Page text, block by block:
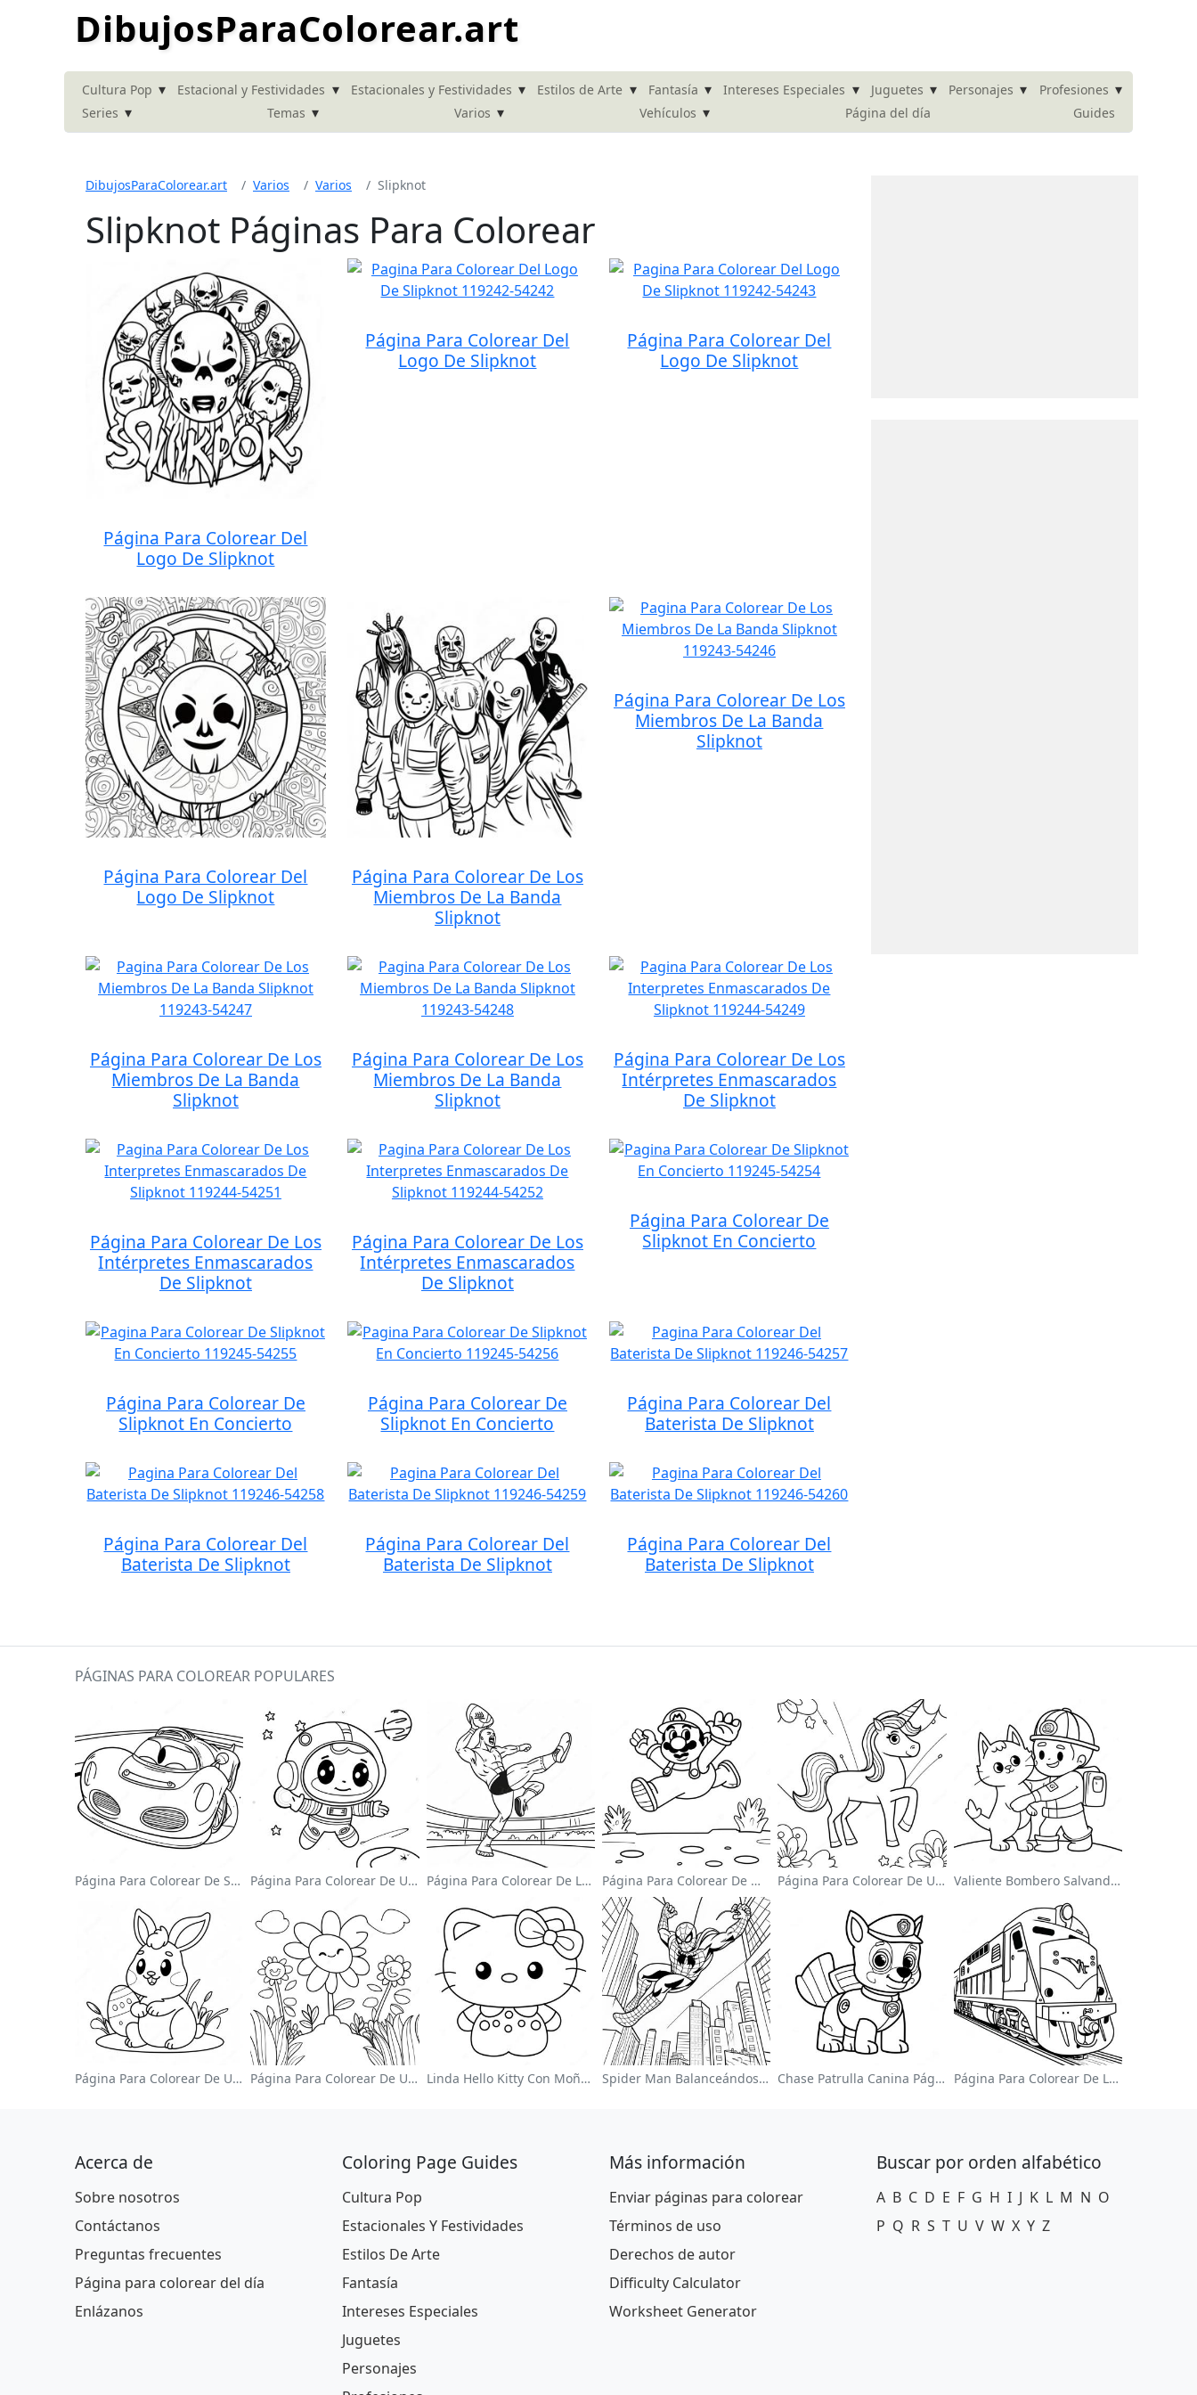
DibujosParaColorear.art
Cultura Pop ▾ Estacional y Festividades ▾ Estacionales y Festividades ▾ Estilos de Arte ▾ Fantasía ▾ Intereses Especiales ▾ Juguetes ▾ Personajes ▾ Profesiones ▾
Series ▾ Temas ▾ Varios ▾ Vehículos ▾ Página del día Guides
DibujosParaColorear.art Varios Varios Slipknot
Slipknot Páginas Para Colorear
Página Para Colorear Del
Logo De Slipknot
Página Para Colorear Del
Logo De Slipknot
Página Para Colorear Del
Logo De Slipknot
Página Para Colorear Del
Logo De Slipknot
Página Para Colorear De Los
Miembros De La Banda
Slipknot
Página Para Colorear De Los
Miembros De La Banda
Slipknot
Página Para Colorear De Los
Miembros De La Banda
Slipknot
Página Para Colorear De Los
Miembros De La Banda
Slipknot
Página Para Colorear De Los
Intérpretes Enmascarados
De Slipknot
Página Para Colorear De Los
Intérpretes Enmascarados
De Slipknot
Página Para Colorear De Los
Intérpretes Enmascarados
De Slipknot
Página Para Colorear De
Slipknot En Concierto
Página Para Colorear De
Slipknot En Concierto
Página Para Colorear De
Slipknot En Concierto
Página Para Colorear Del
Baterista De Slipknot
Página Para Colorear Del
Baterista De Slipknot
Página Para Colorear Del
Baterista De Slipknot
Página Para Colorear Del
Baterista De Slipknot
PÁGINAS PARA COLOREAR POPULARES
Página Para Colorear De Sonic El Velocista Página Para Colorear De Un Astronauta Lindo Flotando En El Espacio Página Para Colorear De Luchador De Wwe Saltando Sobre Oponente Página Para Colorear De Mario Saltando Sobre Goombas Página Para Colorear De Un Unicornio Mágico En Un Arcoíris Valiente Bombero Salvando Un Gato Para Colorear
Página Para Colorear De Un Lindo Conejo De Pascua Página Para Colorear De Un Jardín De Flores Coloridas Linda Hello Kitty Con Moño Para Colorear Spider Man Balanceándose Por La Ciudad Para Colorear Chase Patrulla Canina Página Para Colorear Página Para Colorear De Locomotora Colorida
Acerca de
Sobre nosotros
Contáctanos
Preguntas frecuentes
Página para colorear del día
Enlázanos
Coloring Page Guides
Cultura Pop
Estacionales Y Festividades
Estilos De Arte
Fantasía
Intereses Especiales
Juguetes
Personajes
Más información
Enviar páginas para colorear
Términos de uso
Derechos de autor
Difficulty Calculator
Worksheet Generator
Buscar por orden alfabético
A B C D E F G H I J K L M N O
P Q R S T U V W X Y Z